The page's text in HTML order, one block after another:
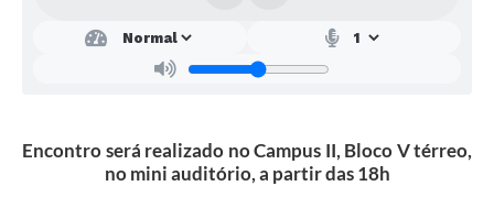
SOLICITAÇÕES PRESENCIAIS (SIC-FÍSICO)
Encontro será realizado no Campus II, Bloco V térreo,
no mini auditório, a partir das 18h